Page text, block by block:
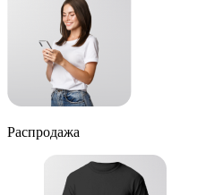
Распродажа